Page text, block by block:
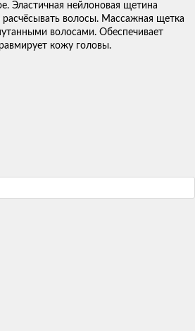
Эластичная нейлоновая щетина
волосы. Массажная щетка
волосами. Обеспечивает
кожу головы.